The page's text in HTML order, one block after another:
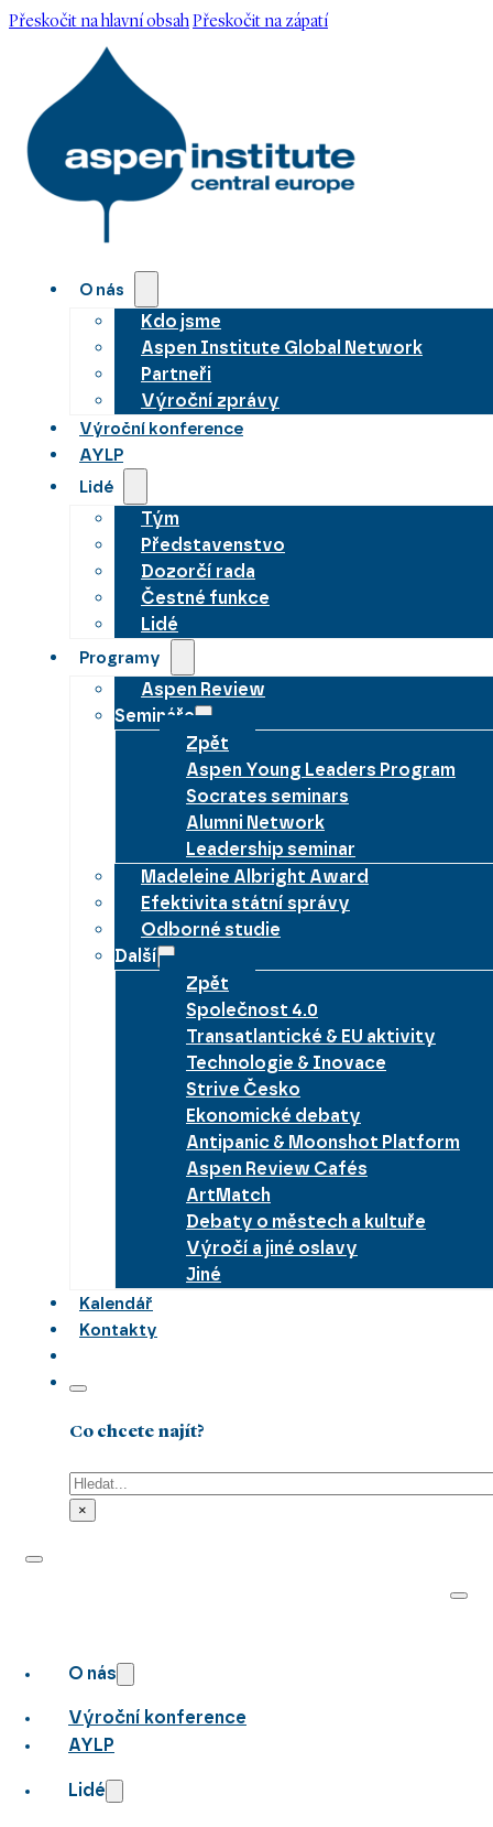
Přeskočit na hlavní obsahPřeskočit na zápatí
O nás
Kdo jsme
Aspen Institute Global Network
Partneři
Výroční zprávy
Výroční konference
AYLP
Lidé
Tým
Představenstvo
Dozorčí rada
Čestné funkce
Lidé
Programy
Aspen Review
Semináře
Zpět
Aspen Young Leaders Program
Socrates seminars
Alumni Network
Leadership seminar
Madeleine Albright Award
Efektivita státní správy
Odborné studie
Další
Zpět
Společnost 4.0
Transatlantické & EU aktivity
Technologie & Inovace
Strive Česko
Ekonomické debaty
Antipanic & Moonshot Platform
Aspen Review Cafés
ArtMatch
Debaty o městech a kultuře
Výročí a jiné oslavy
Jiné
Kalendář
Kontakty
Co chcete najít?
Hledat
×
O nás
Výroční konference
AYLP
Lidé